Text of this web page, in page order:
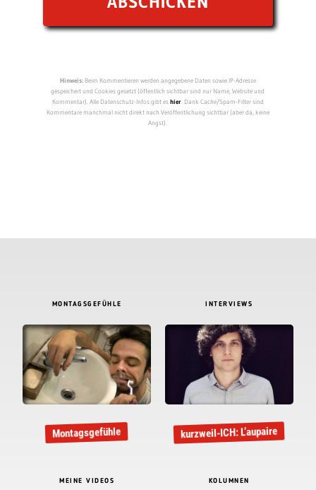
Hinweis:Beim Kommentieren werden angegebene Daten sowie IP-Adresse
gespeichert und Cookies gesetzt (öffentlich sichtbar sind nur Name, Website und
Kommentar). Alle Datenschutz-Infos gibt eshier. Dank Cache/Spam-Filter sind
Kommentare manchmal nicht direkt nach Veröffentlichung sichtbar (aber da, keine
Angst).
MONTAGSGEFÜHLE
Montagsgefühle
INTERVIEWS
kurzweil-ICH: L’aupaire
MEINE VIDEOS KOLUMNEN